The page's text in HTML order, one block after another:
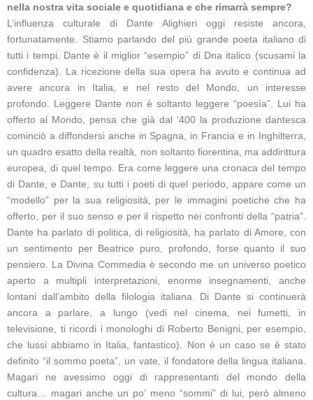
nella nostra vita sociale e quotidiana e che rimarrà sempre?
L’influenza culturale di Dante Alighieri oggi resiste ancora,
fortunatamente. Stiamo parlando del più grande poeta italiano di
tutti i tempi. Dante è il miglior “esempio” di Dna italico (scusami la
confidenza). La ricezione della sua opera ha avuto e continua ad
avere ancora in Italia, e nel resto del Mondo, un interesse
profondo. Leggere Dante non è soltanto leggere “poesía”. Lui ha
offerto al Mondo, pensa che già dal ‘400 la produzione dantesca
cominciò a diffondersi anche in Spagna, in Francia e in Inghilterra,
un quadro esatto della realtà, non soltanto fiorentina, ma addirittura
europea, di quel tempo. Era come leggere una cronaca del tempo
di Dante, e Dante, su tutti i poeti di quel periodo, appare come un
“modello” per la sua religiosità, per le immagini poetiche che ha
offerto, per il suo senso e per il rispetto nei confronti della “patria”.
Dante ha parlato di politica, di religiosità, ha parlato di Amore, con
un sentimento per Beatrice puro, profondo, forse quanto il suo
pensiero. La Divina Commedia è secondo me un universo poetico
aperto a multipli interpretazioni, enorme insegnamenti, anche
lontani dall’ambito della filologia italiana. Di Dante si continuerà
ancora a parlare, a lungo (vedi nel cinema, nei fumetti, in
televisione, ti ricordi i monologhi di Roberto Benigni, per esempio,
che lussi abbiamo in Italia, fantastico). Non è un caso se è stato
definito “il sommo poeta”, un vate, il fondatore della lingua italiana.
Magari ne avessimo oggi di rappresentanti del mondo della
cultura… magari anche un po’ meno “sommi” di lui, però almeno